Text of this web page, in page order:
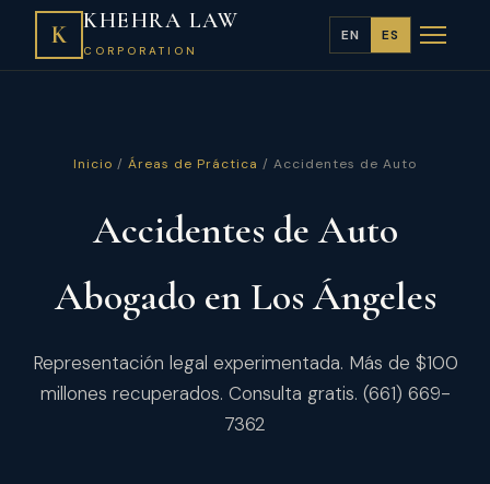
K KHEHRA LAW
CORPORATION
EN ES
Inicio / Áreas de Práctica / Accidentes de Auto
Accidentes de Auto
Abogado en Los Ángeles
Representación legal experimentada. Más de $100
millones recuperados. Consulta gratis. (661) 669-
7362